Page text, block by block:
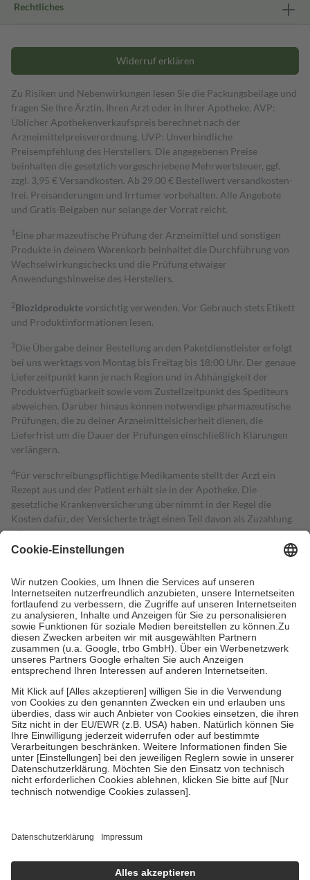
Rechtliches
Widerruf erklären
Zu Risiken und Nebenwirkungen lesen Sie die Packungsbeilage und
fragen Sie Ihre Ärztin, Ihren Arzt oder in Ihrer Apotheke. AVP:
Üblicher Apothekenverkaufspreis berechnet nach der
Arzneimittelpreisverordnung. UVP: Unverbindliche
Preisempfehlung des Herstellers. Die angegebenen Preise
beinhalten die gesetzlich vorgeschriebene Mehrwertsteuer, ggf.
zzgl. 3,95 € Versandkosten. Ab 29,00 € Bestell­wert versand­kosten­
frei. Preisänderungen und Irrtümer vorbehalten. Alle Angebote
und Gratis-Beigaben nur solange der Vorrat reicht.
1 Eine pharmazeutische Prüfung der Arzneimittel und sonstigen
Produkte in deinem Warenkorb beinhaltet die Durchführung von
Wechselwirkungschecks und die Prüfung etwaiger
Anwendungshinweise des Herstellers.
2Biozidproduktevorsichtig verwenden. Vor Gebrauch stets Etikett
und Produktinformationen lesen.
3Die Übergabe deiner Bestellung an den Paketdienstleister erfolgt
bei uns werktags von Montag bis Freitag bis 18:00 Uhr. Der genaue
Lieferzeitpunkt kann je nach Region und in Abhängigkeit der
Produktverfügbarkeit sowie vom Zustellzeitpunkt des Spediteurs
abweichen. Darüber hinaus können notwendige pharmazeutische
Prüfungen, die zu deiner Arzneimittelsicherheit dienen, die
Lieferfrist um die Dauer der Prüfungen einschließlich Klärungen
verlängern.
4Für verschreibungspflichtige Medikamente stellt der Arzt ein
Rezept aus und der Patient erhält sie in der Apotheke. Die
gesetzliche Krankenversicherung übernimmt in der Regel die
Kosten dafür, der Versicherte trägt einen Teil davon als Zuzahlung
mit.
Grundsätzlich leisten Mitglieder Zuzahlungen in Höhe von zehn
höchstens zehn Euro.
Es sind jedoch nie mehr als die tatsächlichen
Kosten der Leistung zu entrichten.
Diese Regeln gelten grundsätzlich auch für Online-Apotheken.
Bei Heilmitteln und häuslicher Krankenpflege beträgt die
Zuzahlung zehn Prozent der Kosten sowie zehn Euro je
Verordnung.
Um das Engagement der Versicherten für ihre eigene Gesundheit zu
stärken und die besondere Stellung der Familie zu unterstützen,
fallenkeine Zuzahlungenan bei:
• Kindern und Jugendlichen bis zum vollendeten 18. Lebensjahr
mit Ausnahme der Fahrkosten
• Untersuchungen zur Vorsorge und Früherkennung, die von der
GKV getragen werden
• empfohlenen Schutzimpfungen
• Harn- und Blutteststreifen
getroffen, um sicherzustellen, dass es sich um echte Bewertungen
https://help.etrusted.com/hc/de/articles/4419944605341